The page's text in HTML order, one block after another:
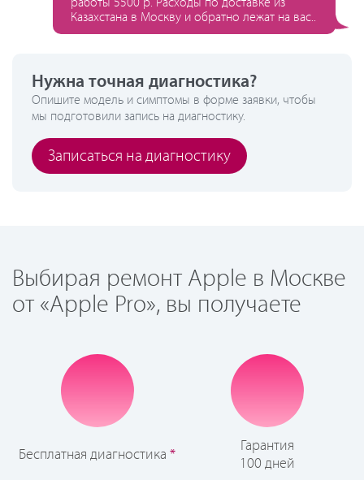
работы 5500 р. Расходы по доставке из
Казахстана в Москву и обратно лежат на вас..
Нужна точная диагностика?
Опишите модель и симптомы в форме заявки, чтобы
мы подготовили запись на диагностику.
Записаться на диагностику
Выбирая ремонт Apple в Москве
от «Apple Pro», вы получаете
Бесплатная диагностика *
Гарантия
100 дней